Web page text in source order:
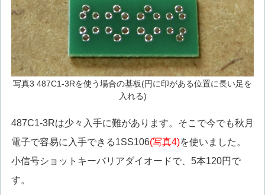
写真3 487C1-3Rを使う場合の基板(円に印がある位置に長い足を
入れる)
487C1-3Rは少々入手に難があります。そこで今でも秋月
電子で容易に入手できる1SS106(写真4)を使いました。
小信号ショットキーバリアダイオードで、5本120円で
す。